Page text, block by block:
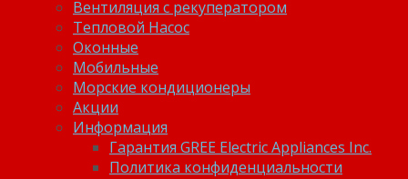
Вентиляция с рекуператором
Тепловой Насос
Оконные
Мобильные
Морские кондиционеры
Акции
Информация
Гарантия GREE Electric Appliances Inc.
Политика конфиденциальности